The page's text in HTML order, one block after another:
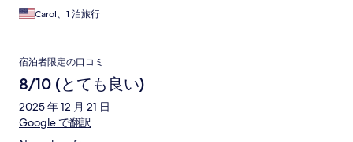
Carol、1 泊旅行
宿泊者限定の口コミ
8/10 (とても良い)
2025 年 12 月 21 日
Google で翻訳